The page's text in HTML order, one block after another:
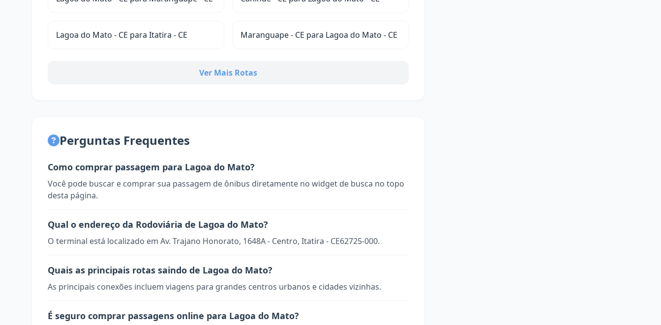
Lagoa do Mato - CE para Itatira - CE Maranguape - CE para Lagoa do Mato - CE
Ver Mais Rotas
Perguntas Frequentes
Como comprar passagem para Lagoa do Mato?
Você pode buscar e comprar sua passagem de ônibus diretamente no widget de busca no topo
desta página.
Qual o endereço da Rodoviária de Lagoa do Mato?
O terminal está localizado em Av. Trajano Honorato, 1648A - Centro, Itatira - CE62725-000.
Quais as principais rotas saindo de Lagoa do Mato?
As principais conexões incluem viagens para grandes centros urbanos e cidades vizinhas.
É seguro comprar passagens online para Lagoa do Mato?